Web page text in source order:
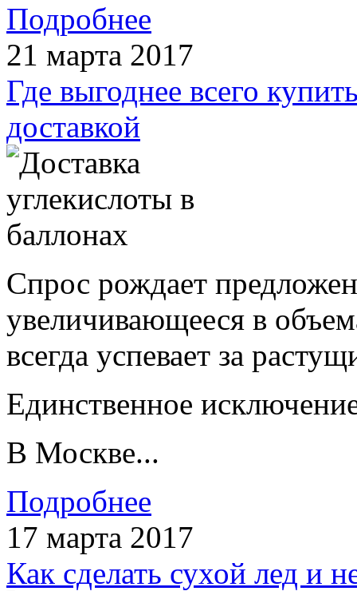
Подробнее
21 марта 2017
Где выгоднее всего
доставкой
Спрос рождает
увеличивающееся в
всегда успевает за
Единственное
В Москве...
Подробнее
17 марта 2017
Как сделать сухой лед и